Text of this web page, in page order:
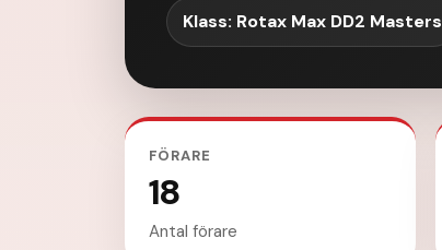
Klass: Rotax Max DD2 Masters
FÖRARE
18
Antal förare